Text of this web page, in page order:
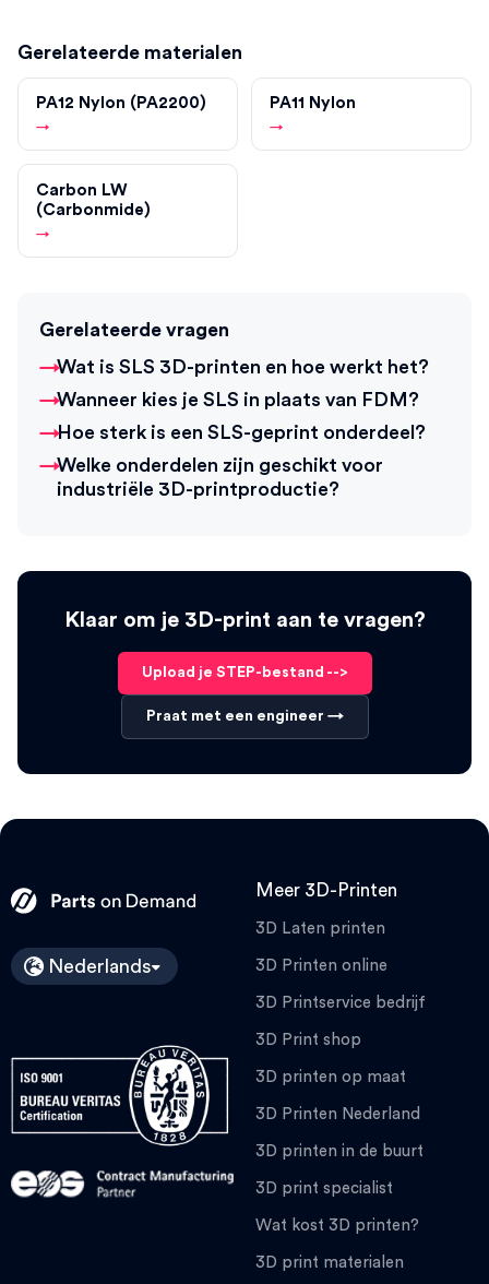
Gerelateerde materialen
PA12 Nylon (PA2200)
→
PA11 Nylon
→
Carbon LW
(Carbonmide)
→
Gerelateerde vragen
Wat is SLS 3D-printen en hoe werkt het?
Wanneer kies je SLS in plaats van FDM?
Hoe sterk is een SLS-geprint onderdeel?
Welke onderdelen zijn geschikt voor
industriële 3D-printproductie?
Klaar om je 3D-print aan te vragen?
Upload je STEP-bestand -->
Praat met een engineer →
Nederlands
Meer 3D-Printen
3D Laten printen
3D Printen online
3D Printservice bedrijf
3D Print shop
3D printen op maat
3D Printen Nederland
3D printen in de buurt
3D print specialist
Wat kost 3D printen?
3D print materialen